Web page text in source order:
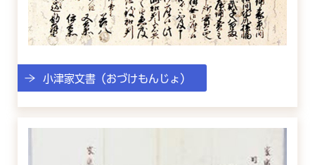
小津家文書（おづけもんじょ）